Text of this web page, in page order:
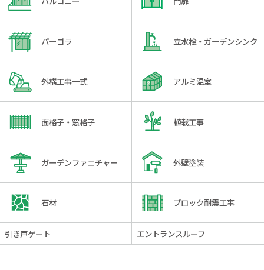
パーゴラ 立水栓・ガーデンシンク
外構工事一式 アルミ温室
面格子・窓格子 植栽工事
ガーデンファニチャー 外壁塗装
石材 ブロック耐震工事
引き戸ゲート エントランスルーフ